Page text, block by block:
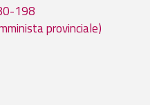
198
provinciale)